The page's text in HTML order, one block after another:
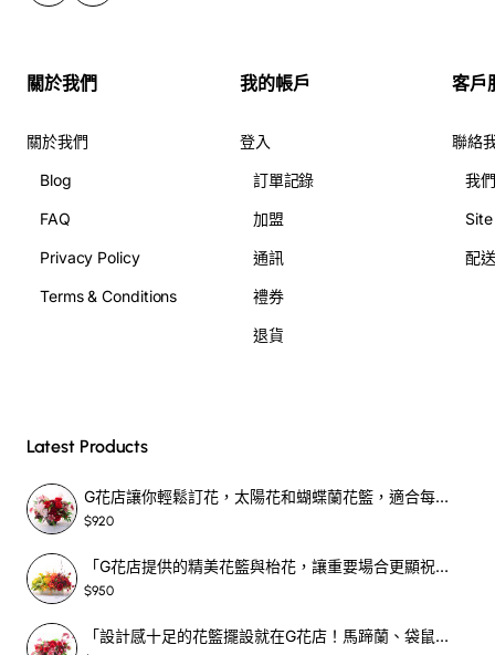
關於我們
關於我們
Blog
FAQ
Privacy Policy
Terms & Conditions
我的帳戶
登入
訂單記錄
加盟
通訊
禮券
退貨
客戶
聯絡
我
配
Latest Products
G花店讓你輕鬆訂花，太陽花和蝴蝶蘭花籃，適合每個重要時刻！-SF390
$920
「G花店提供的精美花籃與枱花，讓重要場合更顯祝賀與喜悅，適合各種用場！」-SF398
$950
「設計感十足的花籃擺設就在G花店！馬蹄蘭、袋鼠爪、罌粟花，為你的重大場合增光添彩！」-SF209